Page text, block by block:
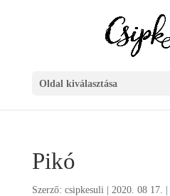
Oldal kiválasztása
Pikó
Szerző: csipkesuli| 2020. 08 17.